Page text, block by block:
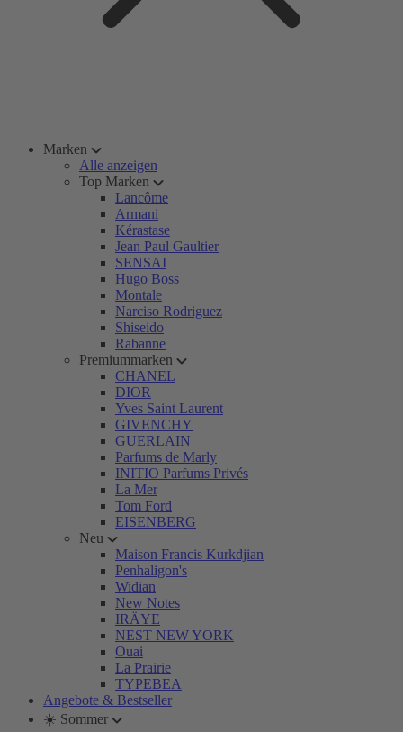
Marken
Alle anzeigen
Top Marken
Lancôme
Armani
Kérastase
Jean Paul Gaultier
SENSAI
Hugo Boss
Montale
Narciso Rodriguez
Shiseido
Rabanne
Premiummarken
CHANEL
DIOR
Yves Saint Laurent
GIVENCHY
GUERLAIN
Parfums de Marly
INITIO Parfums Privés
La Mer
Tom Ford
EISENBERG
Neu
Maison Francis Kurkdjian
Penhaligon's
Widian
New Notes
IRÄYE
NEST NEW YORK
Ouai
La Prairie
TYPEBEA
Angebote & Bestseller
☀️ Sommer